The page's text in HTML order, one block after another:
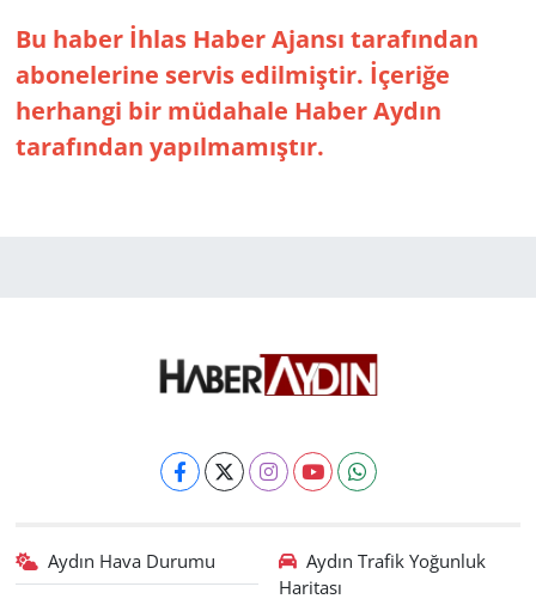
Bu haber İhlas Haber Ajansı tarafından
abonelerine servis edilmiştir. İçeriğe
herhangi bir müdahale Haber Aydın
tarafından yapılmamıştır.
Aydın Hava Durumu
Aydın Trafik Yoğunluk
Haritası